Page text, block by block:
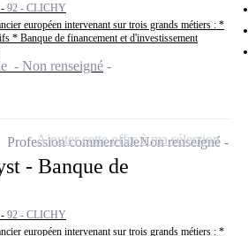
92 - CLICHY
européen intervenant sur trois grands métiers : *
* Banque de financement et d'investissement
- Non renseigné
- Banque de
92 - CLICHY
européen intervenant sur trois grands métiers : *
Profession commercialeNon renseigné
Ajouter cette offre à ma sélection